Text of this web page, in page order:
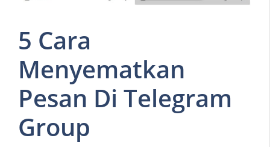
5 Cara
Menyematkan
Pesan Di Telegram
Group